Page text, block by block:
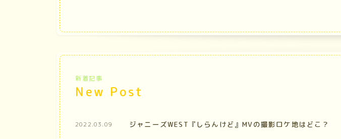
新着記事
New Post
ジャニーズWEST『しらんけど』MVの撮影ロケ地はどこ？
2022.03.09